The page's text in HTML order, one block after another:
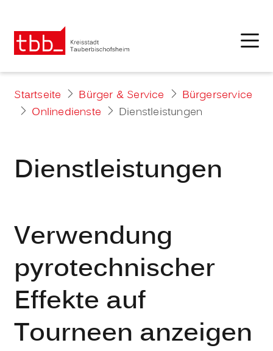
Startseite Bürger & Service
Bürgerservice
Onlinedienste
Dienstleistungen
Dienstleistungen
Verwendung
pyrotechnischer
Effekte auf
Tourneen anzeigen